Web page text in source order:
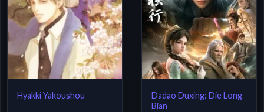
Hyakki Yakoushou
Dadao Duxing: Die Long
Bian